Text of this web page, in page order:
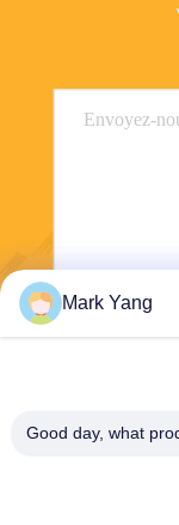
Mark Yang
Good day, what